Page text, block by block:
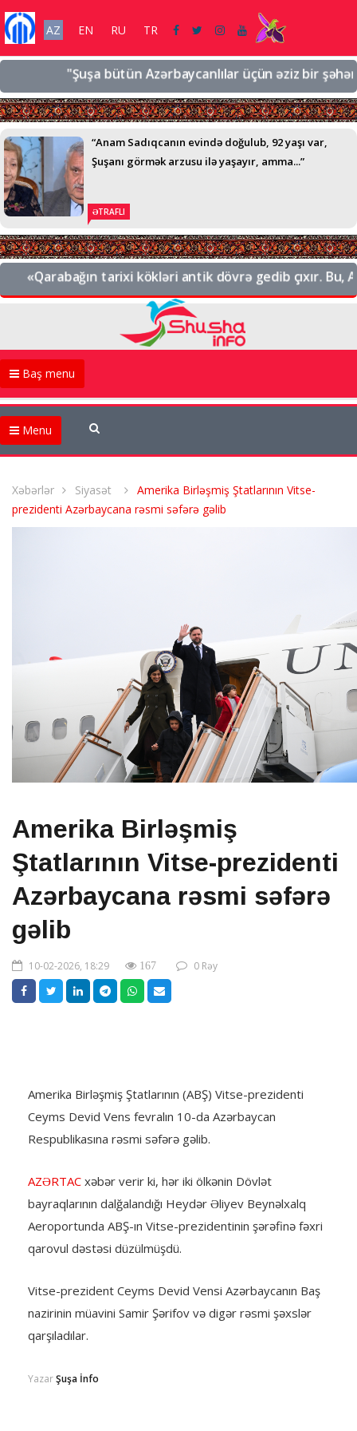
AZ EN RU TR
"Şuşa bütün Azərbaycanlılar üçün əziz bir
“Anam Sadıqcanın evində doğulub, 92 yaşı var,
Şuşanı görmək arzusu ilə yaşayır, amma...”
ƏTRAFLI
«Qarabağın tarixi kökləri antik dövrə gedib çıxır. Bu,
Baş menu
Menu
Xəbərlər Siyasət
Amerika Birləşmiş Ştatlarının Vitse-
prezidenti Azərbaycana rəsmi səfərə gəlib
Amerika Birləşmiş
Ştatlarının Vitse-prezidenti
Azərbaycana rəsmi səfərə
gəlib
10-02-2026, 18:29 167 0 Rəy
Amerika Birləşmiş Ştatlarının (ABŞ) Vitse-prezidenti
Ceyms Devid Vens fevralın 10-da Azərbaycan
Respublikasına rəsmi səfərə gəlib.
AZƏRTAC xəbər verir ki, hər iki ölkənin Dövlət
bayraqlarının dalğalandığı Heydər Əliyev Beynəlxalq
Aeroportunda ABŞ-ın Vitse-prezidentinin şərəfinə fəxri
qarovul dəstəsi düzülmüşdü.
Vitse-prezident Ceyms Devid Vensi Azərbaycanın Baş
nazirinin müavini Samir Şərifov və digər rəsmi şəxslər
qarşıladılar.
YazarŞuşa İnfo